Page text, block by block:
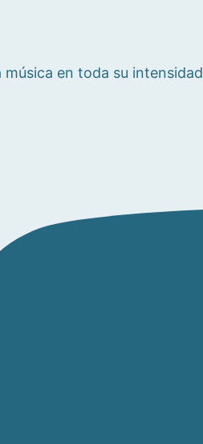
música en toda su intensidad